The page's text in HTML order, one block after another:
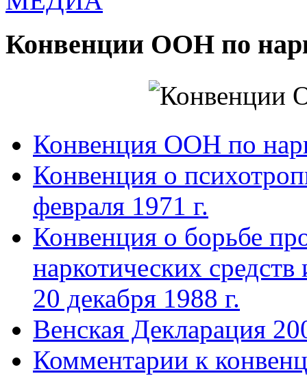
Конвенции ООН по
Конвенция ООН по
Конвенция о
февраля 1971 г.
Конвенция о борьбе
наркотических
20 декабря 1988 г.
Венская Декларация
Комментарии к